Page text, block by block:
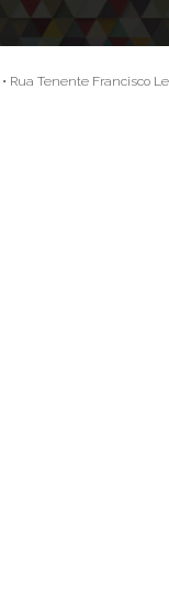
• Rua Tenente Francisco